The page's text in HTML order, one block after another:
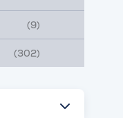
(9)
(302)